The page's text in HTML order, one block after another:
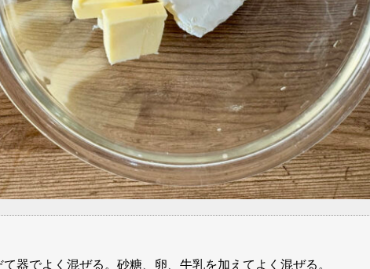
器でよく混ぜる。砂糖、卵、牛乳を加えてよく混ぜる。